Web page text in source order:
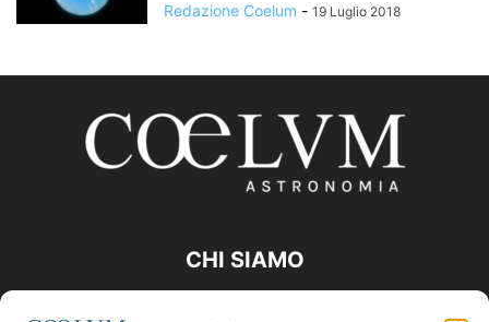
Redazione Coelum - 19 Luglio 2018
CHI SIAMO